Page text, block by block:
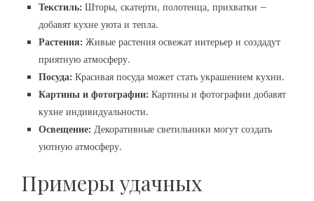
Текстиль: Шторы, скатерти, полотенца, прихватки –
добавят кухне уюта и тепла.
Растения: Живые растения освежат интерьер и создадут
приятную атмосферу.
Посуда: Красивая посуда может стать украшением кухни.
Картины и фотографии: Картины и фотографии добавят
кухне индивидуальности.
Освещение: Декоративные светильники могут создать
уютную атмосферу.
Примеры удачных